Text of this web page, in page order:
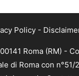
Policy -
Roma (RM) -
di Roma con n°51/